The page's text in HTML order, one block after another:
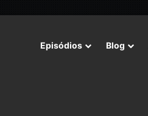
Episódios Blog